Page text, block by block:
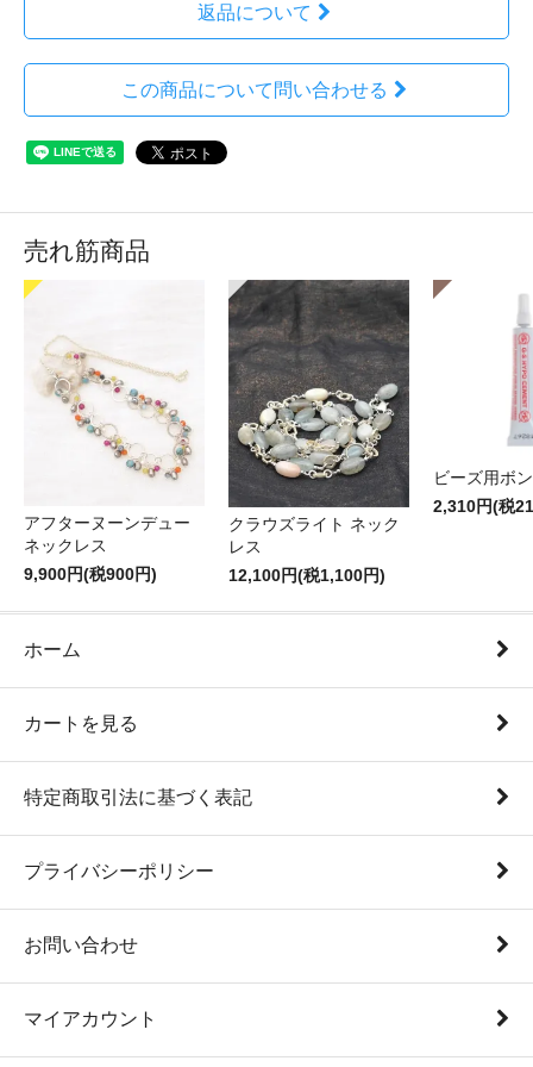
返品について
この商品について問い合わせる
売れ筋商品
アフターヌーンデュー
ネックレス
9,900円(税900円)
クラウズライト ネック
レス
12,100円(税1,100円)
ビーズ用ボ
2,310円(税
ホーム
カートを見る
特定商取引法に基づく表記
プライバシーポリシー
お問い合わせ
マイアカウント